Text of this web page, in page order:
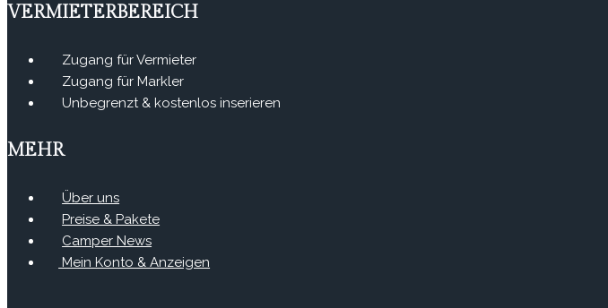
VERMIETERBEREICH
Zugang für Vermieter
Zugang für Markler
Unbegrenzt & kostenlos inserieren
MEHR
Über uns
Preise & Pakete
Camper News
Mein Konto & Anzeigen